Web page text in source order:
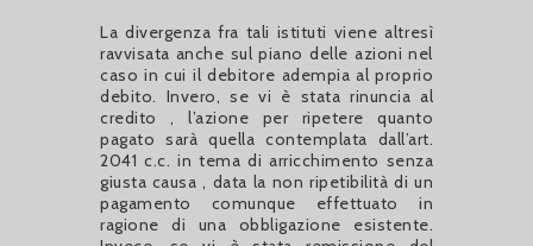
La divergenza fra tali istituti viene altresì
ravvisata anche sul piano delle azioni nel
caso in cui il debitore adempia al proprio
debito. Invero, se vi è stata rinuncia al
credito , l’azione per ripetere quanto
pagato sarà quella contemplata dall’art.
2041 c.c. in tema di arricchimento senza
giusta causa , data la non ripetibilità di un
pagamento comunque effettuato in
ragione di una obbligazione esistente.